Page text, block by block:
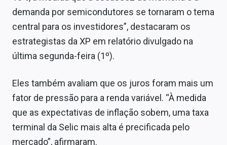
demanda por semicondutores se tornaram o tema
central para os investidores”, destacaram os
estrategistas da XP em relatório divulgado na
última segunda-feira (1º).
Eles também avaliam que os juros foram mais um
fator de pressão para a renda variável. “À medida
que as expectativas de inflação sobem, uma taxa
terminal da Selic mais alta é precificada pelo
mercado”, afirmaram.